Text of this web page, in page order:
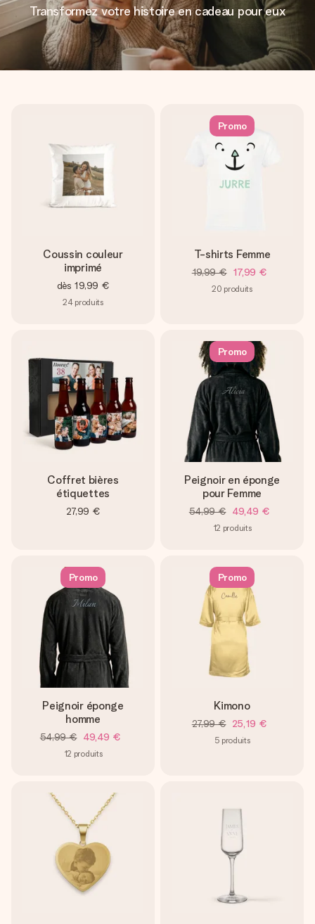
Transformez votre histoire en cadeau pour eux
Coussin couleur
imprimé
dès 19,99 €
24 produits
Promo
T-shirts Femme
19,99 € 17,99 €
20 produits
Coffret bières
étiquettes
27,99 €
Promo
Peignoir en éponge
pour Femme
54,99 € 49,49 €
12 produits
Promo
Peignoir éponge
homme
54,99 € 49,49 €
12 produits
Promo
Kimono
27,99 € 25,19 €
5 produits